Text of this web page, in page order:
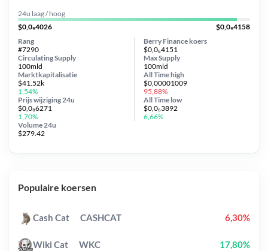
24u laag / hoog
$0,0₆4026
$0,0₆4158
Berry Finance koers
$0,0₆4151
Circulating Supply
100mld
Prijs wijziging 24u
$0,0₈6271
1,70%
Max Supply
100mld
Marktkapitalisatie
$41.52k
1,54%
Volume 24u
$279.42
Rang
#7290
All Timehigh
$0,00001009
95,88%
All Time low
$0,0₆3892
6,66%
Populaire koersen
Cash Cat CASHCAT 6,30%
Wiki Cat WKC 17,80%